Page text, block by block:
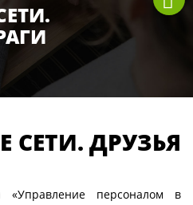
СЕТИ. ДРУЗЬЯ
персоналом в